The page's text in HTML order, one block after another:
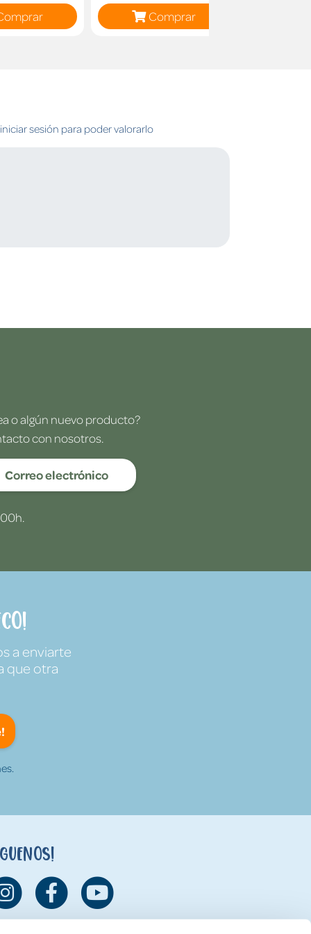
Comprar
sesión para poder valorarlo
o algún nuevo producto?
con nosotros.
Correo electrónico
a enviarte
que otra